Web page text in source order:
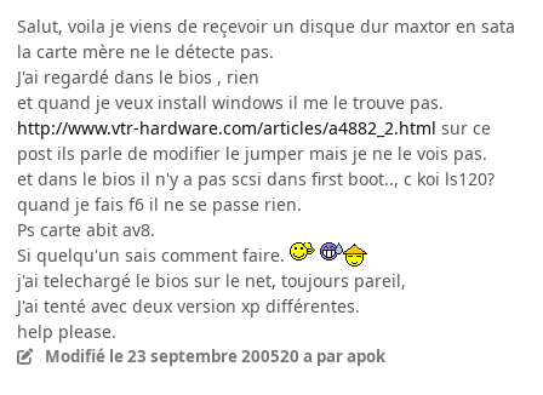
Salut, voila je viens de reçevoir un disque dur maxtor en sata
la carte mère ne le détecte pas.
J'ai regardé dans le bios , rien
et quand je veux install windows il me le trouve pas.
http://www.vtr-hardware.com/articles/a4882_2.html sur ce
post ils parle de modifier le jumper mais je ne le vois pas.
et dans le bios il n'y a pas scsi dans first boot.., c koi ls120?
quand je fais f6 il ne se passe rien.
Ps carte abit av8.
Si quelqu'un sais comment faire.
j'ai telechargé le bios sur le net, toujours pareil,
J'ai tenté avec deux version xp différentes.
help please.
Modifié le 23 septembre 200520 a par apok